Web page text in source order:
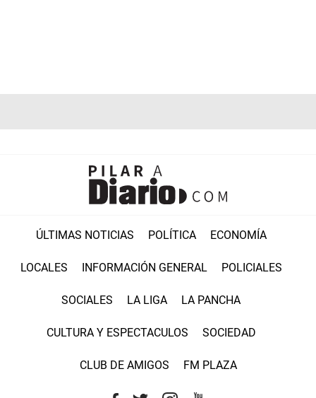
ÚLTIMAS NOTICIAS POLÍTICA ECONOMÍA
LOCALES INFORMACIÓN GENERAL POLICIALES
SOCIALES LA LIGA LA PANCHA
CULTURA Y ESPECTACULOS SOCIEDAD
CLUB DE AMIGOS FM PLAZA